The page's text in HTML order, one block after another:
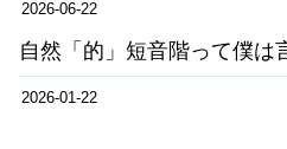
2026-06-22
自然「的」短音階って僕は
2026-01-22